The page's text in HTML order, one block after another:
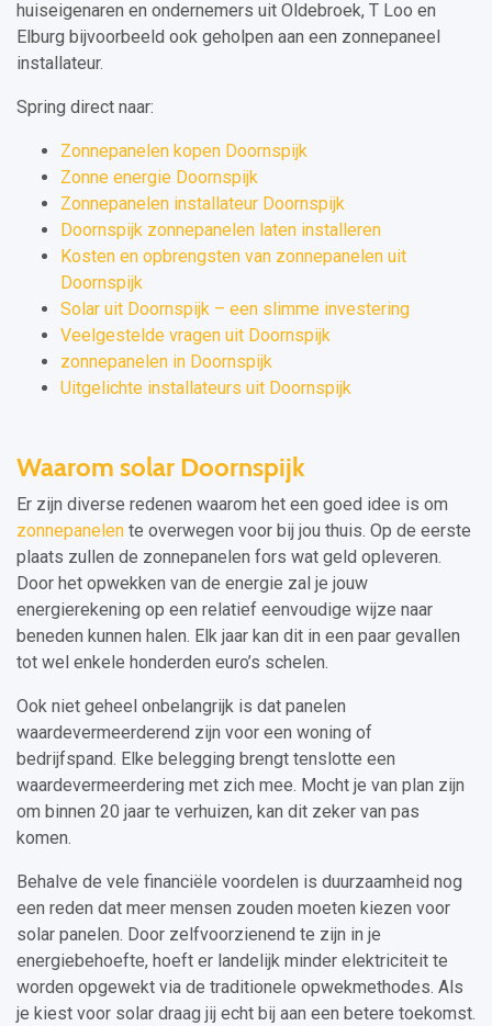
huiseigenaren en ondernemers uit Oldebroek, T Loo en
Elburg bijvoorbeeld ook geholpen aan een zonnepaneel
installateur.
Spring direct naar:
Zonnepanelen kopen Doornspijk
Zonne energie Doornspijk
Zonnepanelen installateur Doornspijk
Doornspijk zonnepanelen laten installeren
Kosten en opbrengsten van zonnepanelen uit
Doornspijk
Solar uit Doornspijk – een slimme investering
Veelgestelde vragen uit Doornspijk
zonnepanelen in Doornspijk
Uitgelichte installateurs uit Doornspijk
Waarom solar Doornspijk
Er zijn diverse redenen waarom het een goed idee is om
zonnepanelen te overwegen voor bij jou thuis. Op de eerste
plaats zullen de zonnepanelen fors wat geld opleveren.
Door het opwekken van de energie zal je jouw
energierekening op een relatief eenvoudige wijze naar
beneden kunnen halen. Elk jaar kan dit in een paar gevallen
tot wel enkele honderden euro’s schelen.
Ook niet geheel onbelangrijk is dat panelen
waardevermeerderend zijn voor een woning of
bedrijfspand. Elke belegging brengt tenslotte een
waardevermeerdering met zich mee. Mocht je van plan zijn
om binnen 20 jaar te verhuizen, kan dit zeker van pas
komen.
Behalve de vele financiële voordelen is duurzaamheid nog
een reden dat meer mensen zouden moeten kiezen voor
solar panelen. Door zelfvoorzienend te zijn in je
energiebehoefte, hoeft er landelijk minder elektriciteit te
worden opgewekt via de traditionele opwekmethodes. Als
je kiest voor solar draag jij echt bij aan een betere toekomst.